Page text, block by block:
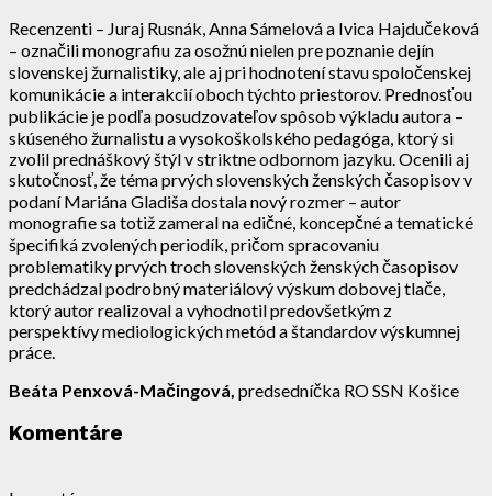
Recenzenti – Juraj Rusnák, Anna Sámelová a Ivica Hajdučeková
– označili monografiu za osožnú nielen pre poznanie dejín
slovenskej žurnalistiky, ale aj pri hodnotení stavu spoločenskej
komunikácie a interakcií oboch týchto priestorov. Prednosťou
publikácie je podľa posudzovateľov spôsob výkladu autora –
skúseného žurnalistu a vysokoškolského pedagóga, ktorý si
zvolil prednáškový štýl v striktne odbornom jazyku. Ocenili aj
skutočnosť, že téma prvých slovenských ženských časopisov v
podaní Mariána Gladiša dostala nový rozmer – autor
monografie sa totiž zameral na edičné, koncepčné a tematické
špecifiká zvolených periodík, pričom spracovaniu
problematiky prvých troch slovenských ženských časopisov
predchádzal podrobný materiálový výskum dobovej tlače,
ktorý autor realizoval a vyhodnotil predovšetkým z
perspektívy mediologických metód a štandardov výskumnej
práce.
Beáta Penxová-Mačingová, predsedníčka RO SSN Košice
Komentáre